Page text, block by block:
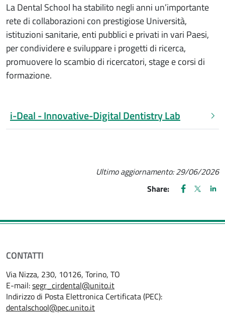
La Dental School ha stabilito negli anni un’importante
rete di collaborazioni con prestigiose Università,
istituzioni sanitarie, enti pubblici e privati in vari Paesi,
per condividere e sviluppare i progetti di ricerca,
promuovere lo scambio di ricercatori, stage e corsi di
formazione.
i-Deal - Innovative-Digital Dentistry Lab
Ultimo aggiornamento:29/06/2026
Share:
FACEBOOK
(apre una
X
(apre
CONTATTI
Via Nizza, 230, 10126, Torino, TO
E-mail:segr_cirdental@unito.it
Indirizzo di Posta Elettronica Certificata (PEC):
dentalschool@pec.unito.it